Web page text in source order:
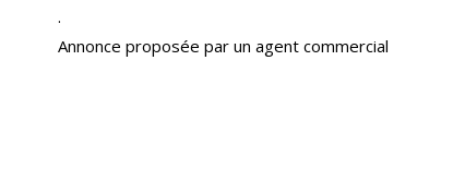
.
Annonce proposée par un agent commercial